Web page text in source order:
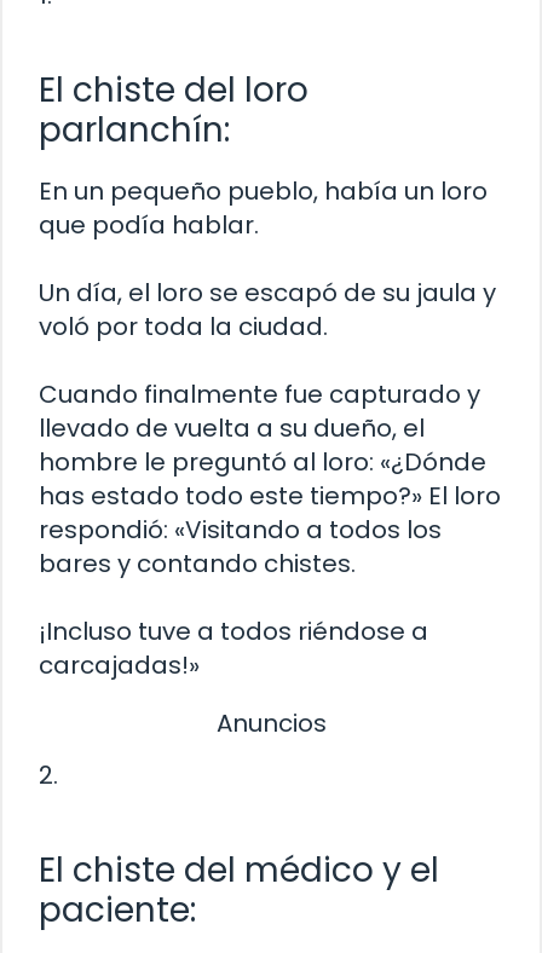
El chiste del loro
parlanchín:
En un pequeño pueblo, había un loro
que podía hablar.
Un día, el loro se escapó de su jaula y
voló por toda la ciudad.
Cuando finalmente fue capturado y
llevado de vuelta a su dueño, el
hombre le preguntó al loro: «¿Dónde
has estado todo este tiempo?» El loro
respondió: «Visitando a todos los
bares y contando chistes.
¡Incluso tuve a todos riéndose a
carcajadas!»
Anuncios
2.
El chiste del médico y el
paciente: